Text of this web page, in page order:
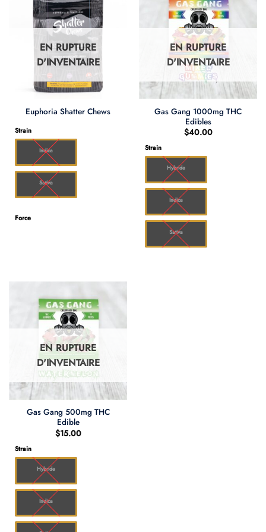
EN RUPTURE
D'INVENTAIRE
Euphoria Shatter Chews
Strain
Indica
Sativa
Force
EN RUPTURE
D'INVENTAIRE
Gas Gang 1000mg THC
Edibles
$40.00
Strain
Hybride
Indica
Sativa
EN RUPTURE
D'INVENTAIRE
Gas Gang 500mg THC
Edible
$15.00
Strain
Hybride
Indica